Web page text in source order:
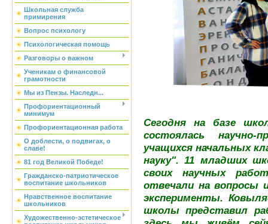
Школьная служба
примирения
Вопрос психологу
Психологическая помощь
Разговоры о важном
Ученикам о финансовой
грамотности
Мы из Пензы. Наследн...
Профориентационный
минимум
Профориентационная работа
О доблести, о подвигах, о
славе!
81 год Великой Победе!
Гражданско-патриотическое
воспитание школьников
Нравственное воспитание
школьников
Художественно-эстетическое
Сегодня на базе
состоялась научно-
учащихся начальных
науку". 11 младших
своих научных
отвечали на вопросы
эксперименты.
школы представил